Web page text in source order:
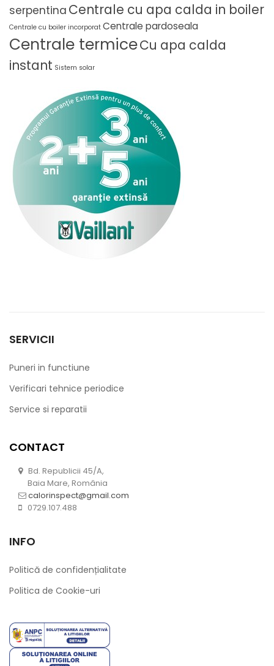
serpentina Centrale cu apa calda in boiler
Centrale cu boiler incorporat Centrale pardoseala
Centrale termiceCu apa calda
instant Sistem solar
SERVICII
Puneri in functiune
Verificari tehnice periodice
Service si reparatii
CONTACT
Bd. Republicii 45/A,
Baia Mare, România
calorinspect@gmail.com
0729.107.488
INFO
Politică de confidențialitate
Politica de Cookie-uri